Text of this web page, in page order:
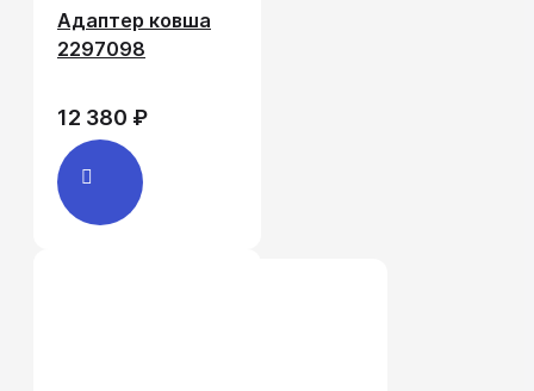
Адаптер ковша
2297098
12 380 ₽